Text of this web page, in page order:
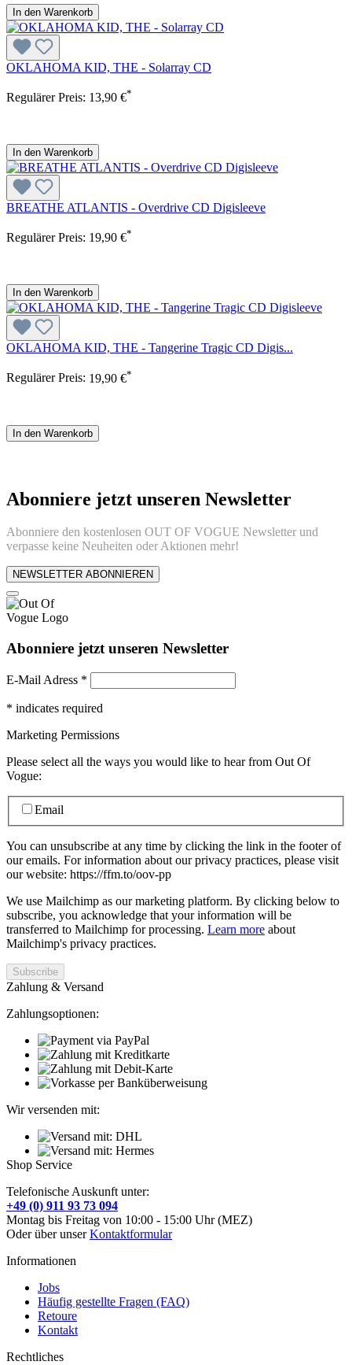
In den Warenkorb
OKLAHOMA KID, THE - Solarray CD
Regulärer Preis: 13,90 €*
In den Warenkorb
BREATHE ATLANTIS - Overdrive CD Digisleeve
Regulärer Preis: 19,90 €*
In den Warenkorb
OKLAHOMA KID, THE - Tangerine Tragic CD Digis...
Regulärer Preis: 19,90 €*
In den Warenkorb
Abonniere jetzt unseren Newsletter
Abonniere den kostenlosen OUT OF VOGUE Newsletter und
verpasse keine Neuheiten oder Aktionen mehr!
NEWSLETTER ABONNIEREN
Abonniere jetzt unseren Newsletter
E-Mail Adress *
* indicates required
Marketing Permissions
Please select all the ways you would like to hear from Out Of
Vogue:
Email
You can unsubscribe at any time by clicking the link in the footer of
our emails. For information about our privacy practices, please visit
our website: https://ffm.to/oov-pp
We use Mailchimp as our marketing platform. By clicking below to
subscribe, you acknowledge that your information will be
transferred to Mailchimp for processing. Learn more about
Mailchimp's privacy practices.
Zahlung & Versand
Zahlungsoptionen:
Wir versenden mit:
Shop Service
Telefonische Auskunft unter:
+49 (0) 911 93 73 094
Montag bis Freitag von 10:00 - 15:00 Uhr (MEZ)
Oder über unserKontaktformular
Informationen
Jobs
Häufig gestellte Fragen (FAQ)
Retoure
Kontakt
Rechtliches